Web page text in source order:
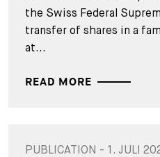
the Swiss Federal
transfer of shares in a
at...
READ MORE
PUBLICATION - 1. JULI